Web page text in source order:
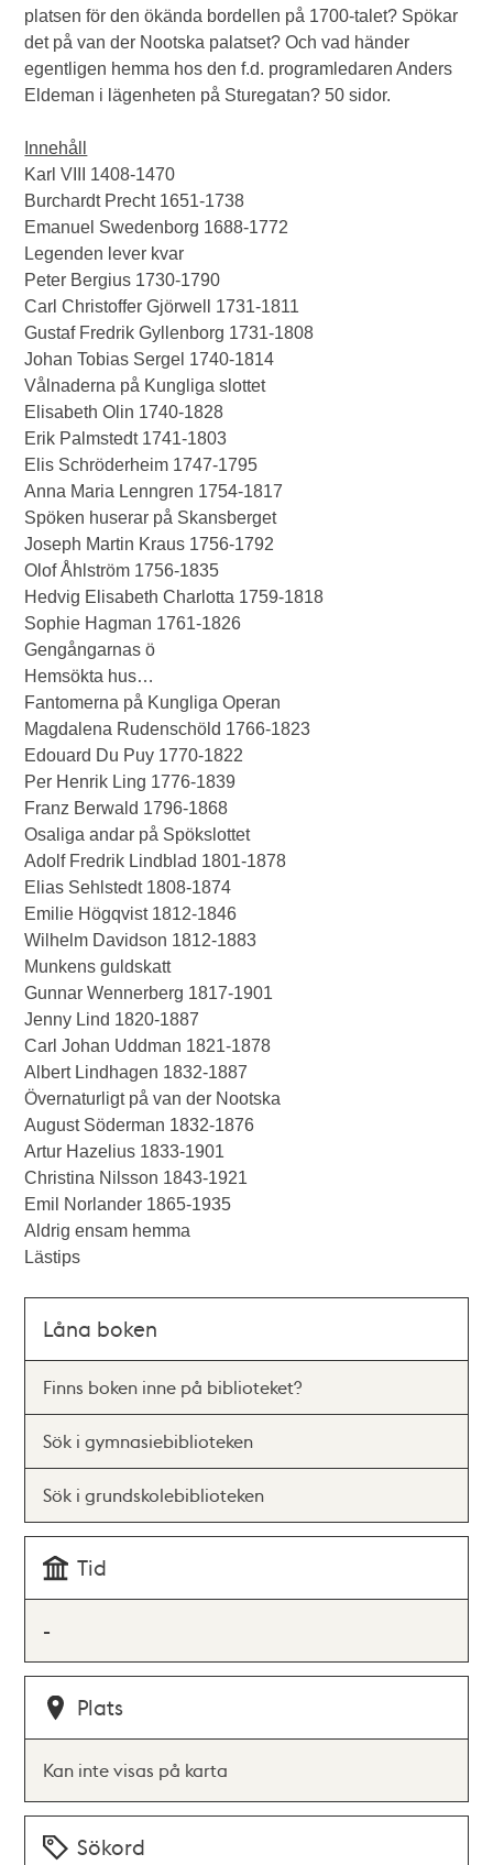
platsen för den ökända bordellen på 1700-talet? Spökar
det på van der Nootska palatset? Och vad händer
egentligen hemma hos den f.d. programledaren Anders
Eldeman i lägenheten på Sturegatan? 50 sidor.
Innehåll
Karl VIII 1408-1470
Burchardt Precht 1651-1738
Emanuel Swedenborg 1688-1772
Legenden lever kvar
Peter Bergius 1730-1790
Carl Christoffer Gjörwell 1731-1811
Gustaf Fredrik Gyllenborg 1731-1808
Johan Tobias Sergel 1740-1814
Vålnaderna på Kungliga slottet
Elisabeth Olin 1740-1828
Erik Palmstedt 1741-1803
Elis Schröderheim 1747-1795
Anna Maria Lenngren 1754-1817
Spöken huserar på Skansberget
Joseph Martin Kraus 1756-1792
Olof Åhlström 1756-1835
Hedvig Elisabeth Charlotta 1759-1818
Sophie Hagman 1761-1826
Gengångarnas ö
Hemsökta hus…
Fantomerna på Kungliga Operan
Magdalena Rudenschöld 1766-1823
Edouard Du Puy 1770-1822
Per Henrik Ling 1776-1839
Franz Berwald 1796-1868
Osaliga andar på Spökslottet
Adolf Fredrik Lindblad 1801-1878
Elias Sehlstedt 1808-1874
Emilie Högqvist 1812-1846
Wilhelm Davidson 1812-1883
Munkens guldskatt
Gunnar Wennerberg 1817-1901
Jenny Lind 1820-1887
Carl Johan Uddman 1821-1878
Albert Lindhagen 1832-1887
Övernaturligt på van der Nootska
August Söderman 1832-1876
Artur Hazelius 1833-1901
Christina Nilsson 1843-1921
Emil Norlander 1865-1935
Aldrig ensam hemma
Lästips
Låna boken
Finns boken inne på biblioteket?
Sök i gymnasiebiblioteken
Sök i grundskolebiblioteken
Tid
-
Plats
Kan inte visas på karta
Sökord